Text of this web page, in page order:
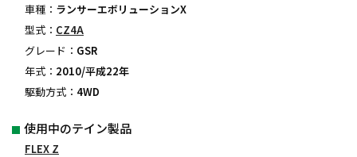
車種： ランサーエボリューションX
型式： CZ4A
グレード： GSR
年式： 2010/平成22年
駆動方式： 4WD
使用中のテイン製品
FLEX Z